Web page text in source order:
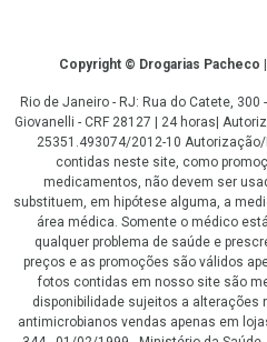
CopyrightCopyright © Drogarias Pacheco
Rio de Janeiro - RJ: Rua do Catete, 300
Giovanelli - CRF 28127 | 24 horas|
25351.493074/2012-10
contidas neste site, como
medicamentos, não devem ser
substituem, em hipótese alguma, a
área médica. Somente o médico
qualquer problema de saúde e
preços e as promoções são válidos
fotos contidas em nosso site são
disponibilidade sujeitos a alterações
antimicrobianos vendas apenas em